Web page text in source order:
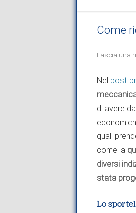
Come
Lascia una
Nel post
di avere
quali
come la
diversi
stata
Lo